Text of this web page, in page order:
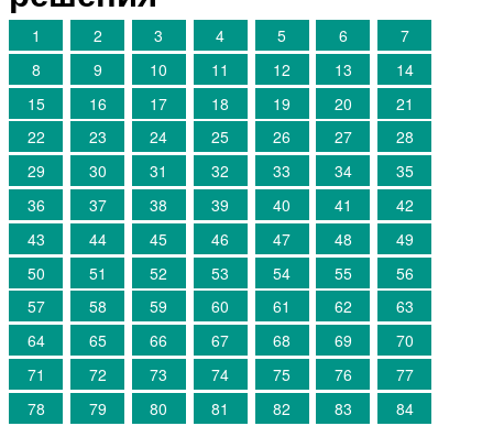
1 2 3 4 5 6
7
8
9 10 11 12 13
14
15
16 17 18 19 20
21
22
23 24 25 26 27
28
29
30 31 32 33 34
35
36
37 38 39 40 41
42
43
44 45 46 47 48
49
50
51 52 53 54 55
56
57
58 59 60 61 62
63
64
65 66 67 68 69
70
71
72 73 74 75 76
77
78
79 80 81 82 83 84